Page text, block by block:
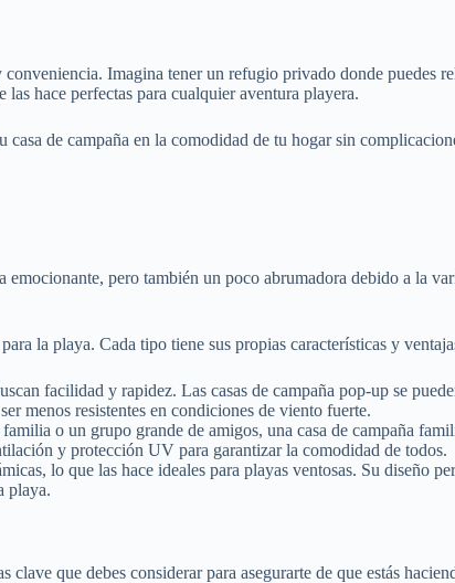
Imagina tener un refugio privado donde puedes
hace perfectas para cualquier aventura playera.
de campaña en la comodidad de tu hogar sin
emocionante, pero también un poco abrumadora debido a la
la playa. Cada tipo tiene sus propias características y
facilidad y rapidez. Las casas de campaña pop-up se
menos resistentes en condiciones de viento fuerte.
o un grupo grande de amigos, una casa de campaña
y protección UV para garantizar la comodidad de todos.
lo que las hace ideales para playas ventosas. Su diseño
playa.
que debes considerar para asegurarte de que estás